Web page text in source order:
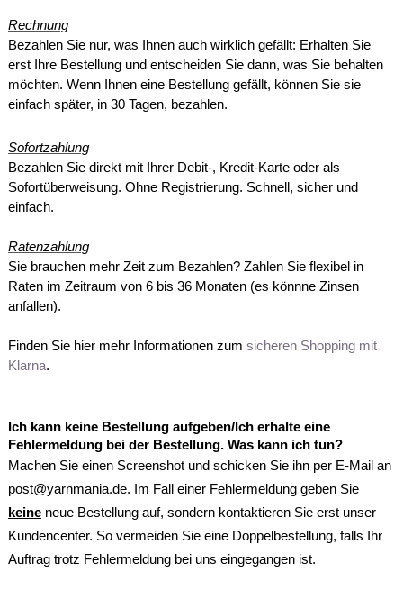
Rechnung
Bezahlen Sie nur, was Ihnen auch wirklich gefällt: Erhalten Sie
erst Ihre Bestellung und entscheiden Sie dann, was Sie behalten
möchten. Wenn Ihnen eine Bestellung gefällt, können Sie sie
einfach später, in 30 Tagen, bezahlen.
Sofortzahlung
Bezahlen Sie direkt mit Ihrer Debit-, Kredit-Karte oder als
Sofortüberweisung. Ohne Registrierung. Schnell, sicher und
einfach.
Ratenzahlung
Sie brauchen mehr Zeit zum Bezahlen? Zahlen Sie flexibel in
Raten im Zeitraum von 6 bis 36 Monaten (es könnne Zinsen
anfallen).
Finden Sie hier mehr Informationen zum sicheren Shopping mit
Klarna.
Ich kann keine Bestellung aufgeben/Ich erhalte eine
Fehlermeldung bei der Bestellung. Was kann ich tun?
Machen Sie einen Screenshot und schicken Sie ihn per E-Mail an
post@yarnmania.de. Im Fall einer Fehlermeldung geben Sie
keineneue Bestellung auf, sondern kontaktieren Sie erst unser
Kundencenter. So vermeiden Sie eine Doppelbestellung, falls Ihr
Auftrag trotz Fehlermeldung bei uns eingegangen ist.